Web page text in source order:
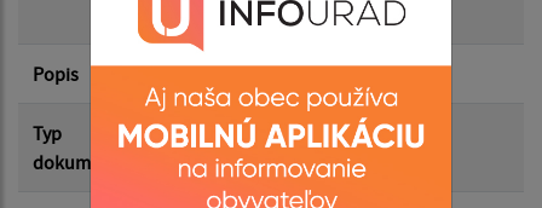
Filtrovať Reset
vzniku požiaru
Popis
Typ
dokumentu
Rôzne